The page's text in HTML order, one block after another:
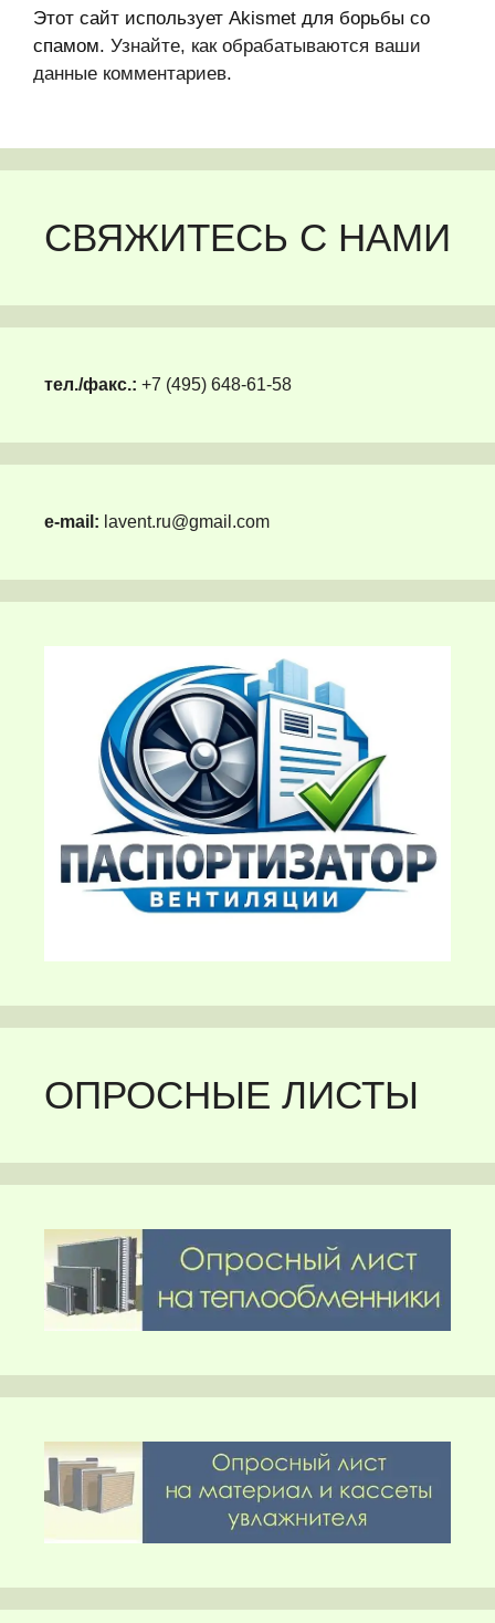
Этот сайт использует Akismet для борьбы со
спамом. Узнайте, как обрабатываются ваши
данные комментариев.
СВЯЖИТЕСЬ С НАМИ
тел./факс.: +7 (495) 648-61-58
e-mail: lavent.ru@gmail.com
ОПРОСНЫЕ ЛИСТЫ